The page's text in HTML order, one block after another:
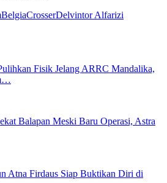
BelgiaCrosserDelvintor Alfarizi
Fisik Jelang ARRC Mandalika,
Balapan Meski Baru Operasi, Astra
Atna Firdaus Siap Buktikan Diri di